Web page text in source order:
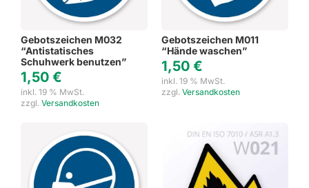
Gebotszeichen M032
“Antistatisches
Schuhwerk benutzen”
1,50 €
inkl. 19 % MwSt.
zzgl. Versandkosten
Gebotszeichen M011
“Hände waschen”
1,50 €
inkl. 19 % MwSt.
zzgl. Versandkosten